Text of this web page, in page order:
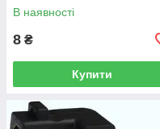
В наявності
8 ₴
Купити